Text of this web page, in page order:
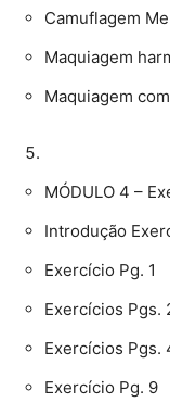
Camuflagem
Maquiagem
Maquiagem
MÓDULO 4 –
Introdução
Exercício Pg. 1
Exercícios Pgs.
Exercícios Pgs.
Exercício Pg. 9